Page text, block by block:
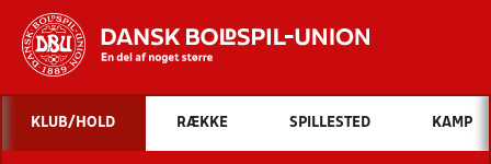
Hvad vil du søge efter?
INDHOLD OG NYHEDER
KLUB/HOLD RÆKKE SPILLESTED KAMP